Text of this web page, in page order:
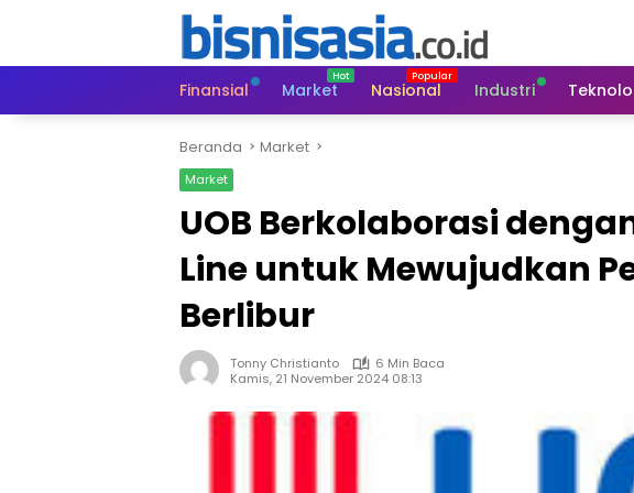
Finansial
Market Nasional Industri
Beranda Market
Market
UOB Berkolaborasi
Line untuk Mewujudkan
Berlibur
Tonny Christianto
6 Min Baca
Kamis, 21 November 2024 08:13